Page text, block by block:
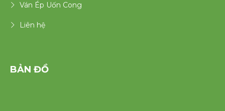
Ván Ép Uốn Cong
Liên hệ
BẢN ĐỒ